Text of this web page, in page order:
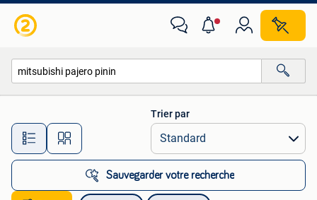
Toutes les distances…
Trier par
Sauvegarder votre recherche